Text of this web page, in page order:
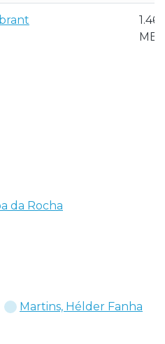
1.46
MB
da Rocha
Martins, Hélder Fanha